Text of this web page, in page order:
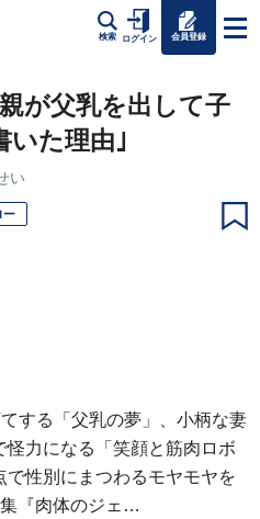
検索 ログイン 会員登録
が父乳を出して子
いた理由｣
い
ー
する「父乳の夢」、小柄な妻
力になる「笑顔と筋肉ロボ
性別にまつわるモヤモヤを
『肉体のジェ…